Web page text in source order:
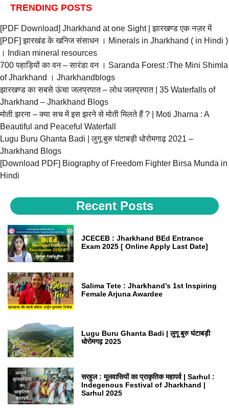
TRENDING POSTS
[PDF Download] Jharkhand at one Sight | झारखण्ड एक नज़र में
[PDF] झारखंड के खनिज संसाधन । Minerals in Jharkhand ( in Hindi )
। Indian mineral resources
700 पहाड़ियों का वन – सारंडा वन । Saranda Forest :The Mini Shimla
of Jharkhand । Jharkhandblogs
झारखण्ड का सबसे ऊंचा जलप्रपात – लोध जलप्रपात | 35 Waterfalls of
Jharkhand – Jharkhand Blogs
मोती झरना – क्या सच में इस झरने से मोती मिलते हैं ? | Moti Jharna : A
Beautiful and Peaceful Waterfall
Lugu Buru Ghanta Badi | लुगू बुरु घंटाबड़ी धोरोमगाढ़ 2021 –
Jharkhand Blogs
[Download PDF] Biography of Freedom Fighter Birsa Munda in
Hindi
Recent Posts
JCECEB : Jharkhand BEd Entrance
Exam 2025 [ Online Apply Last Date]
Salima Tete : Jharkhand’s 1st Inspiring
Female Arjuna Awardee
Lugu Buru Ghanta Badi | लुगू बुरु घंटाबड़ी
धोरोमगढ़ 2025
सरहुल : मूलवासियों का प्राकृतिक महापर्व | Sarhul :
Indegenous Festival of Jharkhand |
Sarhul 2025